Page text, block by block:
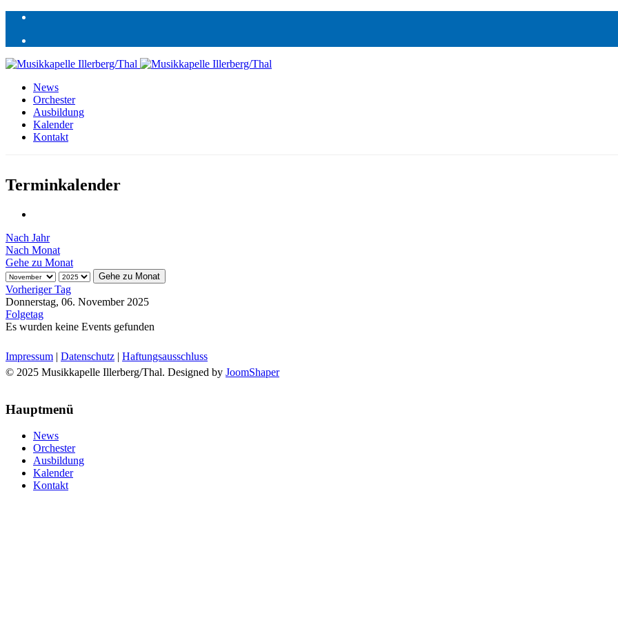
News
Orchester
Ausbildung
Kalender
Kontakt
Terminkalender
Nach Jahr
Nach Monat
Gehe zu Monat
Gehe zu Monat
Vorheriger Tag
Donnerstag, 06. November 2025
Folgetag
Es wurden keine Events gefunden
Impressum | Datenschutz | Haftungsausschluss
© 2025 Musikkapelle Illerberg/Thal. Designed by JoomShaper
Hauptmenü
News
Orchester
Ausbildung
Kalender
Kontakt